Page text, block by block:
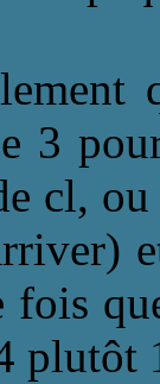
3
cl,
fois
plutôt